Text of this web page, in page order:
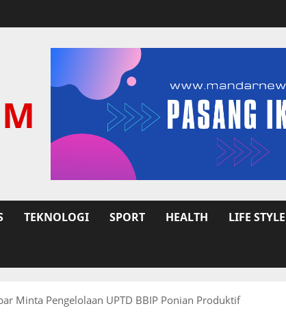
TEKNOLOGI SPORT HEALTH LIFE STYLE
Minta Pengelolaan UPTD BBIP Ponian Produktif